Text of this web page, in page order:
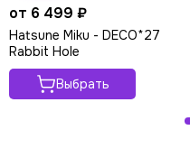
от 6 499 ₽
Hatsune Miku - DECO*27
Rabbit Hole
Выбрать